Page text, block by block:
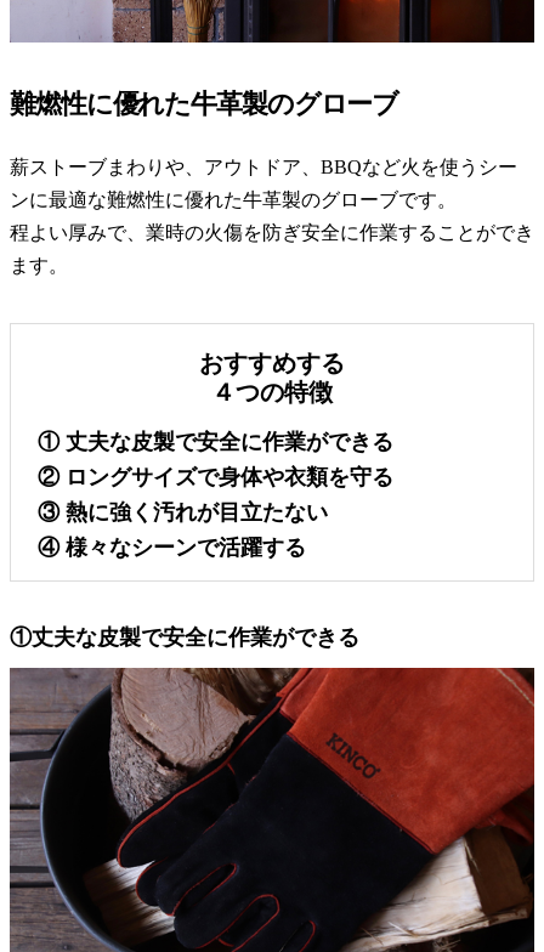
難燃性に優れた牛革製のグローブ
薪ストーブまわりや、アウトドア、BBQなど火を使うシー
ンに最適な難燃性に優れた牛革製のグローブです。
程よい厚みで、業時の火傷を防ぎ安全に作業することができ
ます。
おすすめする
４つの特徴
① 丈夫な皮製で安全に作業ができる
② ロングサイズで身体や衣類を守る
③ 熱に強く汚れが目立たない
④ 様々なシーンで活躍する
①丈夫な皮製で安全に作業ができる